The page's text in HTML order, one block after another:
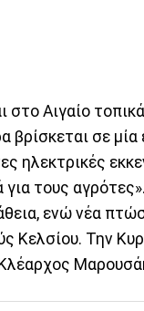
στο Αιγαίο
σε μία
ηλεκτρικές
για τους αγρότες».
ενώ νέα
Κελσίου. Την